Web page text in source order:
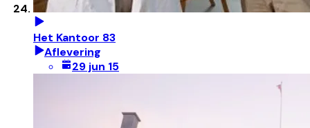
Het Kantoor 83
Aflevering
29 jun 15